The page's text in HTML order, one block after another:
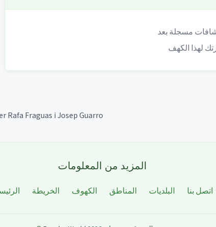
Fraguas i Josep Guarro
المزيد من المعلومات
الخريطة الكهوف المناطق البلديات اتصل بنا